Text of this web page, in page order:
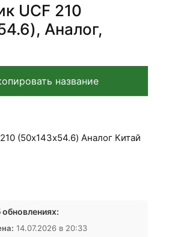
UCF 210
Аналог,
название
(50х143х54.6) Аналог Китай
14.07.2026 в 20:33